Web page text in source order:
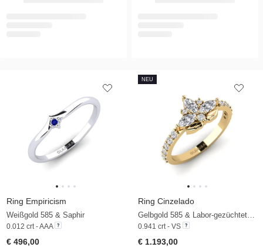
Ring Empiricism
Weißgold 585 & Saphir
0.012 crt - AAA
€ 496,00
Ring Cinzelado
0.941 crt - VS
€ 1.193,00
NEU